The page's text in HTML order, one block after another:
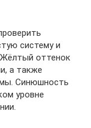
систему и
Жёлтый оттенок
а также
Синюшность
уровне